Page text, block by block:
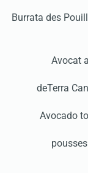
Burrata des
Avocat
deTerra
Avocado